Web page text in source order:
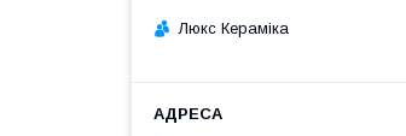
Люкс Кераміка